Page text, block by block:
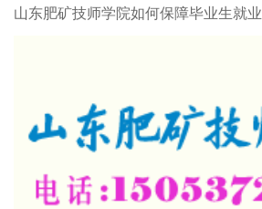
山东肥矿技师学院如何保障毕业生就业